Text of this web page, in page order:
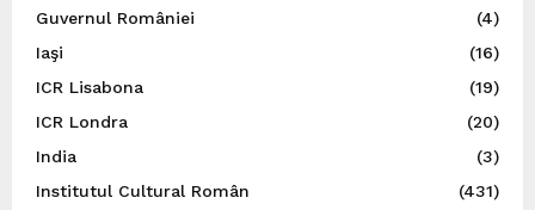
Guvernul României
(4)
Iaşi
(16)
ICR Lisabona
(19)
ICR Londra
(20)
India
(3)
Institutul Cultural Român
(431)